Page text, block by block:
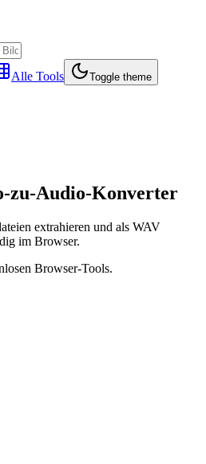
Alle Tools Toggle theme
zu-Audio-Konverter
extrahieren und als WAV
im Browser.
Browser-Tools.